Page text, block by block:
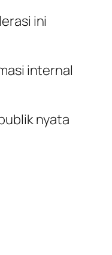
ini
internal
nyata